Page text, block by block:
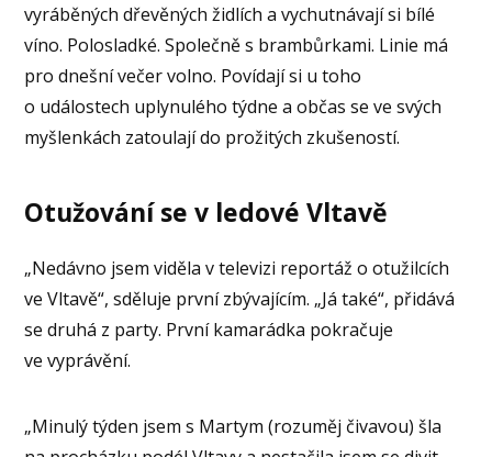
vyráběných dřevěných židlích a vychutnávají si bílé
víno. Polosladké. Společně s brambůrkami. Linie má
pro dnešní večer volno. Povídají si u toho
o událostech uplynulého týdne a občas se ve svých
myšlenkách zatoulají do prožitých zkušeností.
Otužování se v ledové Vltavě
„Nedávno jsem viděla v televizi reportáž o otužilcích
ve Vltavě“, sděluje první zbývajícím. „Já také“, přidává
se druhá z party. První kamarádka pokračuje
ve vyprávění.
„Minulý týden jsem s Martym (rozuměj čivavou) šla